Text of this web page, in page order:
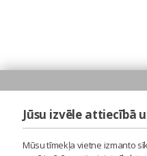
Jūsu izvēle attiecībā
Mūsu tīmekļa vietne izmanto